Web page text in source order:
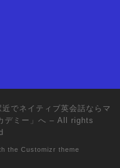
でネイティブ英会話ならマ
デミー」へ – All rights
the Customizr theme